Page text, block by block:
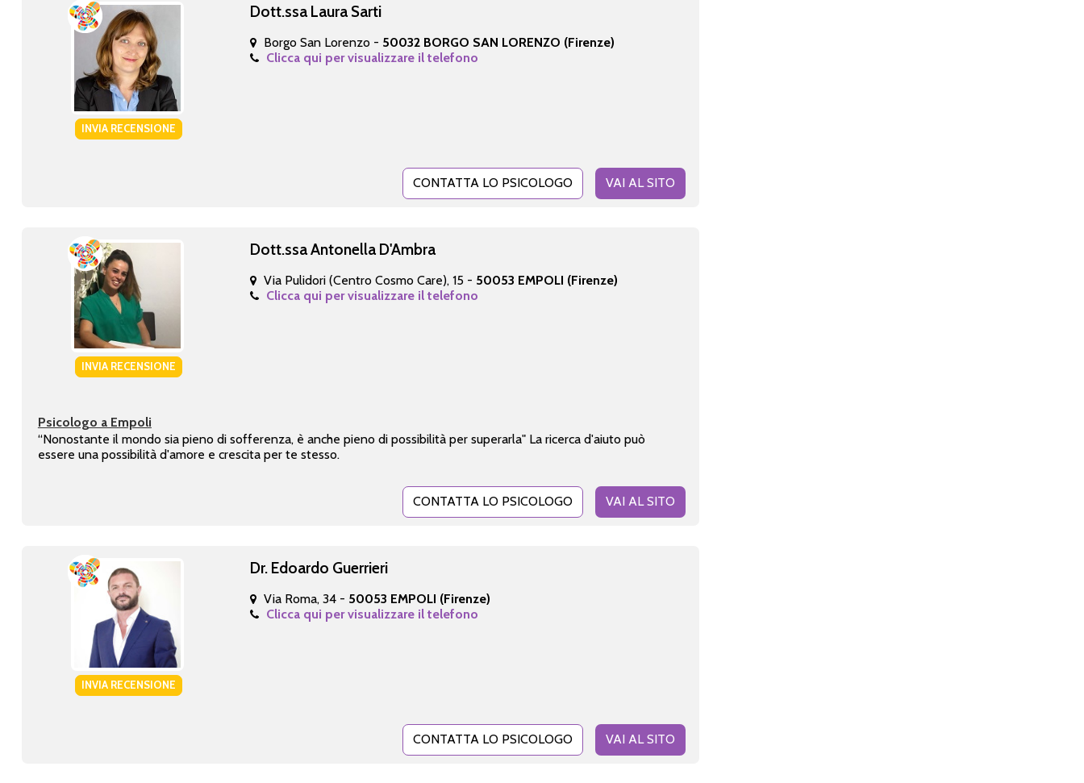
INVIA RECENSIONE
Dott.ssa Laura Sarti
Borgo San Lorenzo - 50032 BORGO SAN LORENZO (Firenze)
Clicca qui per visualizzare il telefono
CONTATTA LO PSICOLOGO VAI AL SITO
INVIA RECENSIONE
Dott.ssa Antonella D'Ambra
Via Pulidori (Centro Cosmo Care), 15 - 50053 EMPOLI (Firenze)
Clicca qui per visualizzare il telefono
Psicologo a Empoli
“Nonostante il mondo sia pieno di sofferenza, è anche pieno di possibilità per superarla" La ricerca d'aiuto può
essere una possibilità d'amore e crescita per te stesso.
CONTATTA LO PSICOLOGO VAI AL SITO
INVIA RECENSIONE
Dr. Edoardo Guerrieri
Via Roma, 34 - 50053 EMPOLI (Firenze)
Clicca qui per visualizzare il telefono
CONTATTA LO PSICOLOGO VAI AL SITO